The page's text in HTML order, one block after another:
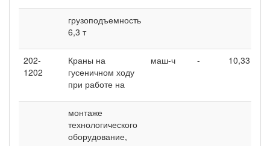
грузоподъемность
6,3 т
202-
1202
Краны на
гусеничном ходу
при работе на
маш-ч - 10,33
монтаже
технологического
оборудование,